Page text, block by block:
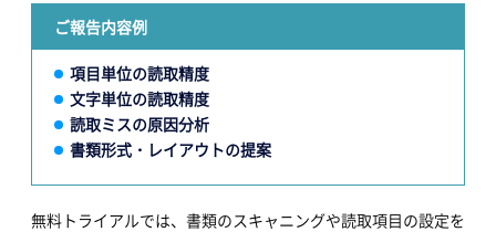
ご報告内容例
項目単位の読取精度
文字単位の読取精度
読取ミスの原因分析
書類形式・レイアウトの提案
無料トライアルでは、書類のスキャニングや読取項目の設定を